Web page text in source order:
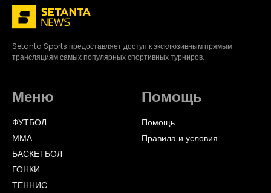
Setanta Sports предоставляет доступ к эксклюзивным прямым
трансляциям самых популярных спортивных турниров.
Меню
ФУТБОЛ
ММА
БАСКЕТБОЛ
ГОНКИ
ТЕННИС
Помощь
Помощь
Правила и условия